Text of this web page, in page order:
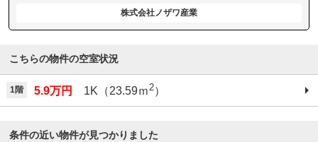
株式会社ノザワ産業
こちらの物件の空室状況
1階 5.9万円 1K（23.59ｍ2）
条件の近い物件が見つかりました